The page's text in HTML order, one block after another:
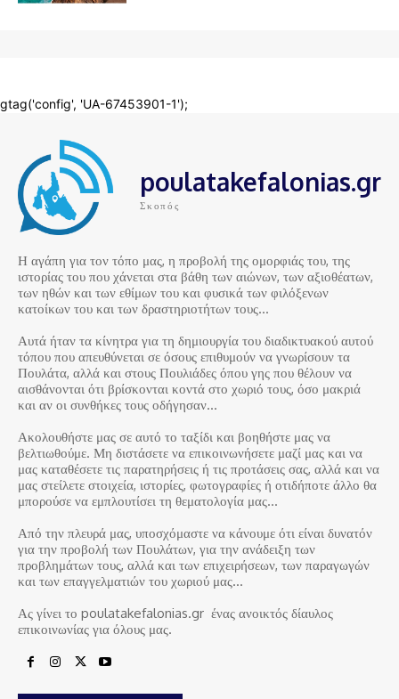
poulatakefalonias.gr
Σκοπός
Η αγάπη για τον τόπο μας, η προβολή της ομορφιάς του, της
ιστορίας του που χάνεται στα βάθη των αιώνων, των αξιοθέατων,
των ηθών και των εθίμων του και φυσικά των φιλόξενων
κατοίκων του και των δραστηριοτήτων τους…
Αυτά ήταν τα κίνητρα για τη δημιουργία του διαδικτυακού αυτού
τόπου που απευθύνεται σε όσους επιθυμούν να γνωρίσουν τα
Πουλάτα, αλλά και στους Πουλιάδες όπου γης που θέλουν να
αισθάνονται ότι βρίσκονται κοντά στο χωριό τους, όσο μακριά
και αν οι συνθήκες τους οδήγησαν…
Ακολουθήστε μας σε αυτό το ταξίδι και βοηθήστε μας να
βελτιωθούμε. Μη διστάσετε να επικοινωνήσετε μαζί μας και να
μας καταθέσετε τις παρατηρήσεις ή τις προτάσεις σας, αλλά και να
μας στείλετε στοιχεία, ιστορίες, φωτογραφίες ή οτιδήποτε άλλο θα
μπορούσε να εμπλουτίσει τη θεματολογία μας…
Από την πλευρά μας, υποσχόμαστε να κάνουμε ότι είναι δυνατόν
για την προβολή των Πουλάτων, για την ανάδειξη των
προβλημάτων τους, αλλά και των επιχειρήσεων, των παραγωγών
και των επαγγελματιών του χωριού μας…
Ας γίνει το poulatakefalonias.gr ένας ανοικτός δίαυλος
επικοινωνίας για όλους μας.